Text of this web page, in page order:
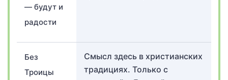
— будут и
радости
Без
Троицы
Смысл здесь в христианских
традициях. Только с